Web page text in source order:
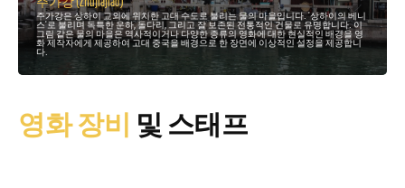
주가강은 상하이 교외에 위치한 고대 수도로 불리는 물의 마을입니다. '상하이의 베니
스'로 불리며 독특한 운하, 돌다리, 그리고 잘 보존된 전통적인 건물로 유명합니다. 이
그림 같은 물의 마을은 역사적이거나 다양한 종류의 영화에 대한 현실적인 배경을 영
화 제작자에게 제공하여 고대 중국을 배경으로 한 장면에 이상적인 설정을 제공합니
다.
영화 장비 및 스태프